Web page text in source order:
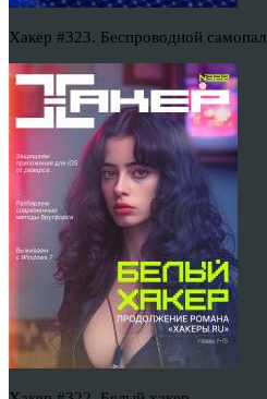
Хакер #323. Беспроводной самопал